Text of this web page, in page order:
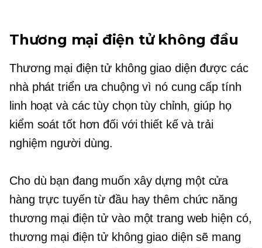
Thương mại điện tử không đầu
Thương mại điện tử không giao diện được các
nhà phát triển ưa chuộng vì nó cung cấp tính
linh hoạt và các tùy chọn tùy chỉnh, giúp họ
kiểm soát tốt hơn đối với thiết kế và trải
nghiệm người dùng.
Cho dù bạn đang muốn xây dựng một cửa
hàng trực tuyến từ đầu hay thêm chức năng
thương mại điện tử vào một trang web hiện có,
thương mại điện tử không giao diện sẽ mang